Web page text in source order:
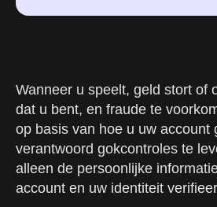
Wanneer u speelt, geld stort of
dat u bent, en fraude te
op basis van hoe u uw account
verantwoord gokcontroles te
alleen de persoonlijke
account en uw identiteit